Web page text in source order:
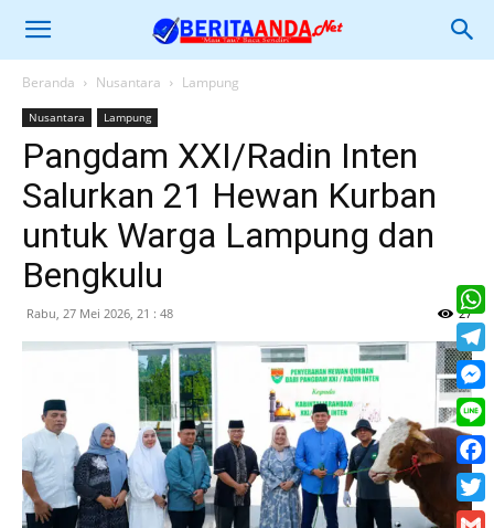
Beranda Nusantara Lampung
Nusantara Lampung
Pangdam XXI/Radin Inten
Salurkan 21 Hewan Kurban
untuk Warga Lampung dan
Bengkulu
Rabu, 27 Mei 2026, 21 : 48 27
Line